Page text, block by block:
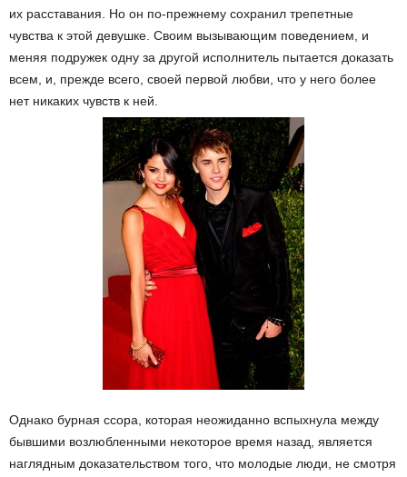
их расставания. Но он по-прежнему сохранил трепетные
чувства к этой девушке. Своим вызывающим поведением, и
меняя подружек одну за другой исполнитель пытается доказать
всем, и, прежде всего, своей первой любви, что у него более
нет никаких чувств к ней.
Однако бурная ссора, которая неожиданно вспыхнула между
бывшими возлюбленными некоторое время назад, является
наглядным доказательством того, что молодые люди, не смотря